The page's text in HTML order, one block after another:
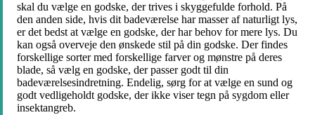
skal du vælge en godske, der trives i skyggefulde forhold. På
den anden side, hvis dit badeværelse har masser af naturligt lys,
er det bedst at vælge en godske, der har behov for mere lys. Du
kan også overveje den ønskede stil på din godske. Der findes
forskellige sorter med forskellige farver og mønstre på deres
blade, så vælg en godske, der passer godt til din
badeværelsesindretning. Endelig, sørg for at vælge en sund og
godt vedligeholdt godske, der ikke viser tegn på sygdom eller
insektangreb.